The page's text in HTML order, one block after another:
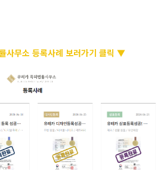
사무소 등록사례 보러가기 클릭 ▼